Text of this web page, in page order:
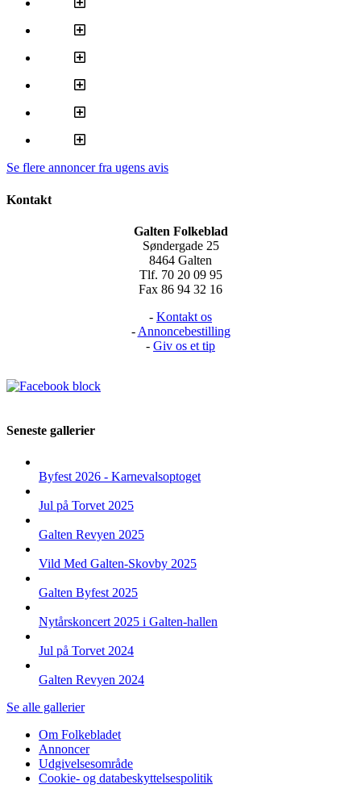
Se flere annoncer fra ugens avis
Kontakt
Galten Folkeblad
Søndergade 25
8464 Galten
Tlf. 70 20 09 95
Fax 86 94 32 16
- Kontakt os
- Annoncebestilling
- Giv os et tip
Seneste gallerier
Byfest 2026 - Karnevalsoptoget
Jul på Torvet 2025
Galten Revyen 2025
Vild Med Galten-Skovby 2025
Galten Byfest 2025
Nytårskoncert 2025 i Galten-hallen
Jul på Torvet 2024
Galten Revyen 2024
Se alle gallerier
Top
navigation
Om Folkebladet
Annoncer
Udgivelsesområde
Cookie- og databeskyttelsespolitik